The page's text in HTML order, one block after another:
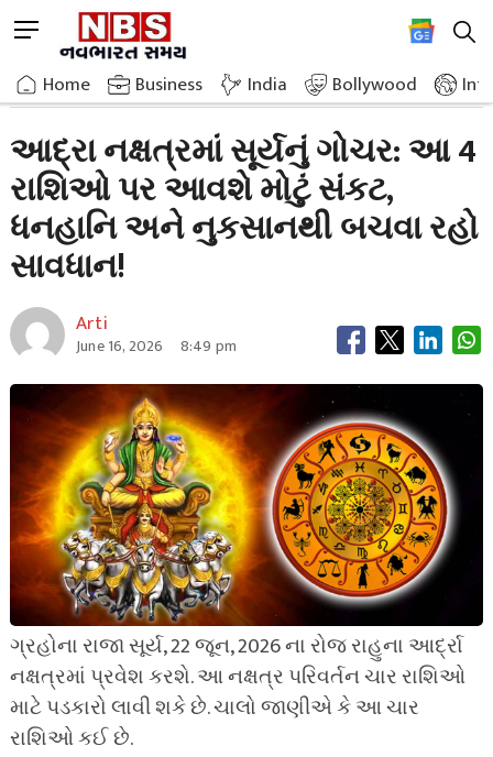
to
content
M
n
u
u
t
t
o
Home Business India Bollywood
Home»Astrology»Transit Of Sun In Adra Nakshatra Big Danger
આદ્રા નક્ષત્રમાં સૂર્યનું ગોચર: આ 4
રાશિઓ પર આવશે મોટું સંકટ,
ધનહાનિ અને નુકસાનથી બચવા રહો
સાવધાન!
Arti
June 16, 2026 8:49 pm
ગ્રહોના રાજા સૂર્ય, 22 જૂન, 2026 ના રોજ રાહુના આર્દ્રા
નક્ષત્રમાં પ્રવેશ કરશે. આ નક્ષત્ર પરિવર્તન ચાર રાશિઓ
માટે પડકારો લાવી શકે છે. ચાલો જાણીએ કે આ ચાર
રાશિઓ કઈ છે.